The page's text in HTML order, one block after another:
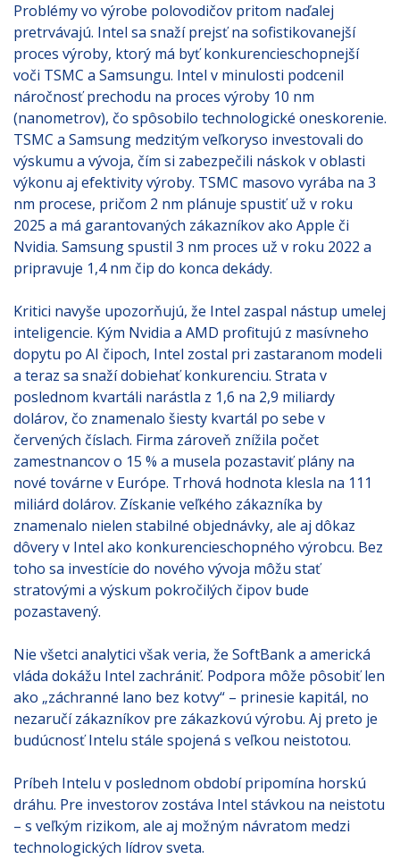
Problémy vo výrobe polovodičov pritom naďalej
pretrvávajú. Intel sa snaží prejsť na sofistikovanejší
proces výroby, ktorý má byť konkurencieschopnejší
voči TSMC a Samsungu. Intel v minulosti podcenil
náročnosť prechodu na proces výroby 10 nm
(nanometrov), čo spôsobilo technologické oneskorenie.
TSMC a Samsung medzitým veľkoryso investovali do
výskumu a vývoja, čím si zabezpečili náskok v oblasti
výkonu aj efektivity výroby. TSMC masovo vyrába na 3
nm procese, pričom 2 nm plánuje spustiť už v roku
2025 a má garantovaných zákazníkov ako Apple či
Nvidia. Samsung spustil 3 nm proces už v roku 2022 a
pripravuje 1,4 nm čip do konca dekády.
Kritici navyše upozorňujú, že Intel zaspal nástup umelej
inteligencie. Kým Nvidia a AMD profitujú z masívneho
dopytu po AI čipoch, Intel zostal pri zastaranom modeli
a teraz sa snaží dobiehať konkurenciu. Strata v
poslednom kvartáli narástla z 1,6 na 2,9 miliardy
dolárov, čo znamenalo šiesty kvartál po sebe v
červených číslach. Firma zároveň znížila počet
zamestnancov o 15 % a musela pozastaviť plány na
nové továrne v Európe. Trhová hodnota klesla na 111
miliárd dolárov. Získanie veľkého zákazníka by
znamenalo nielen stabilné objednávky, ale aj dôkaz
dôvery v Intel ako konkurencieschopného výrobcu. Bez
toho sa investície do nového vývoja môžu stať
stratovými a výskum pokročilých čipov bude
pozastavený.
Nie všetci analytici však veria, že SoftBank a americká
vláda dokážu Intel zachrániť. Podpora môže pôsobiť len
ako „záchranné lano bez kotvy“ – prinesie kapitál, no
nezaručí zákazníkov pre zákazkovú výrobu. Aj preto je
budúcnosť Intelu stále spojená s veľkou neistotou.
Príbeh Intelu v poslednom období pripomína horskú
dráhu. Pre investorov zostáva Intel stávkou na neistotu
– s veľkým rizikom, ale aj možným návratom medzi
technologických lídrov sveta.